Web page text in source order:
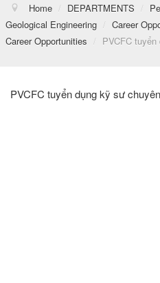
Home / DEPARTMENTS /
Geological Engineering / Career
Career Opportunities
/ PVCFC
PVCFC tuyển dụng kỹ sư